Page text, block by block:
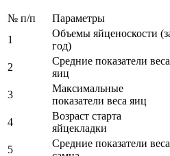
№ п/п Параметры
1
Объемы яйценоскости
год)
2
Средние показатели веса
яиц
3
Максимальные
показатели веса яиц
4
Возраст старта
яйцекладки
5
Средние показатели веса